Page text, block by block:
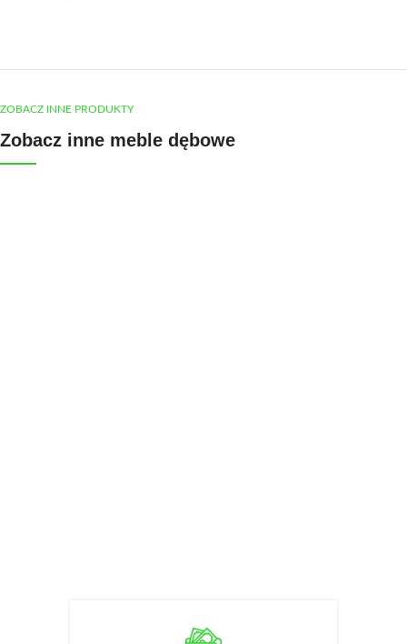
ZOBACZ INNE PRODUKTY
Zobacz inne meble dębowe